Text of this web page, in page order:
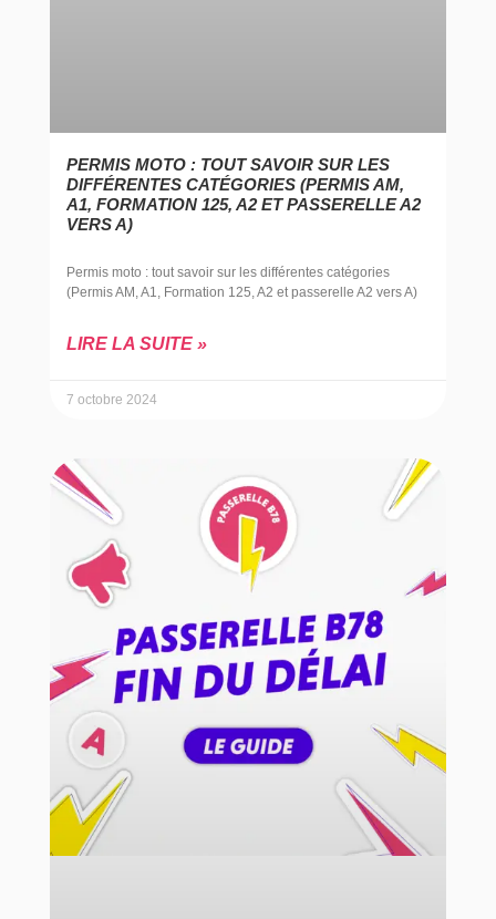
PERMIS MOTO : TOUT SAVOIR SUR LES
DIFFÉRENTES CATÉGORIES (PERMIS AM,
A1, FORMATION 125, A2 ET PASSERELLE A2
VERS A)
Permis moto : tout savoir sur les différentes catégories
(Permis AM, A1, Formation 125, A2 et passerelle A2 vers A)
LIRE LA SUITE »
7 octobre 2024